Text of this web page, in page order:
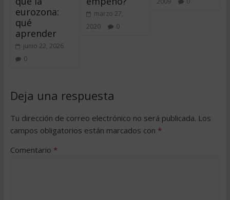
eurozona:
qué
aprender
junio 22, 2026
0
marzo 27,
2020
0
Deja una respuesta
Tu dirección de correo electrónico no será publicada. Los
campos obligatorios están marcados con *
Comentario *